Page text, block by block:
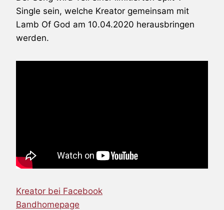
Single sein, welche Kreator gemeinsam mit
Lamb Of God am 10.04.2020 herausbringen
werden.
Kreator bei Facebook
Bandhomepage